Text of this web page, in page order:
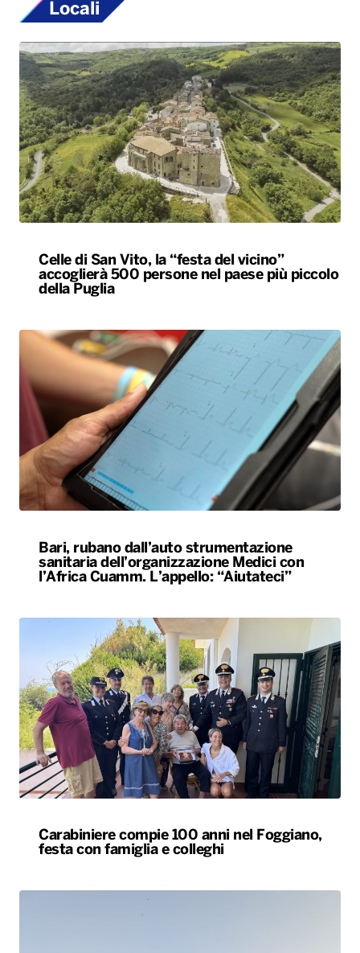
Locali
Celle di San Vito, la “festa del vicino”
accoglierà 500 persone nel paese più piccolo
della Puglia
Bari, rubano dall’auto strumentazione
sanitaria dell’organizzazione Medici con
l’Africa Cuamm. L’appello: “Aiutateci”
Carabiniere compie 100 anni nel Foggiano,
festa con famiglia e colleghi